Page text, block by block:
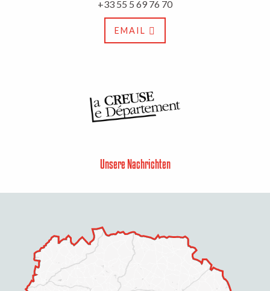
+33 55 5 69 76 70
EMAIL
Unsere Nachrichten